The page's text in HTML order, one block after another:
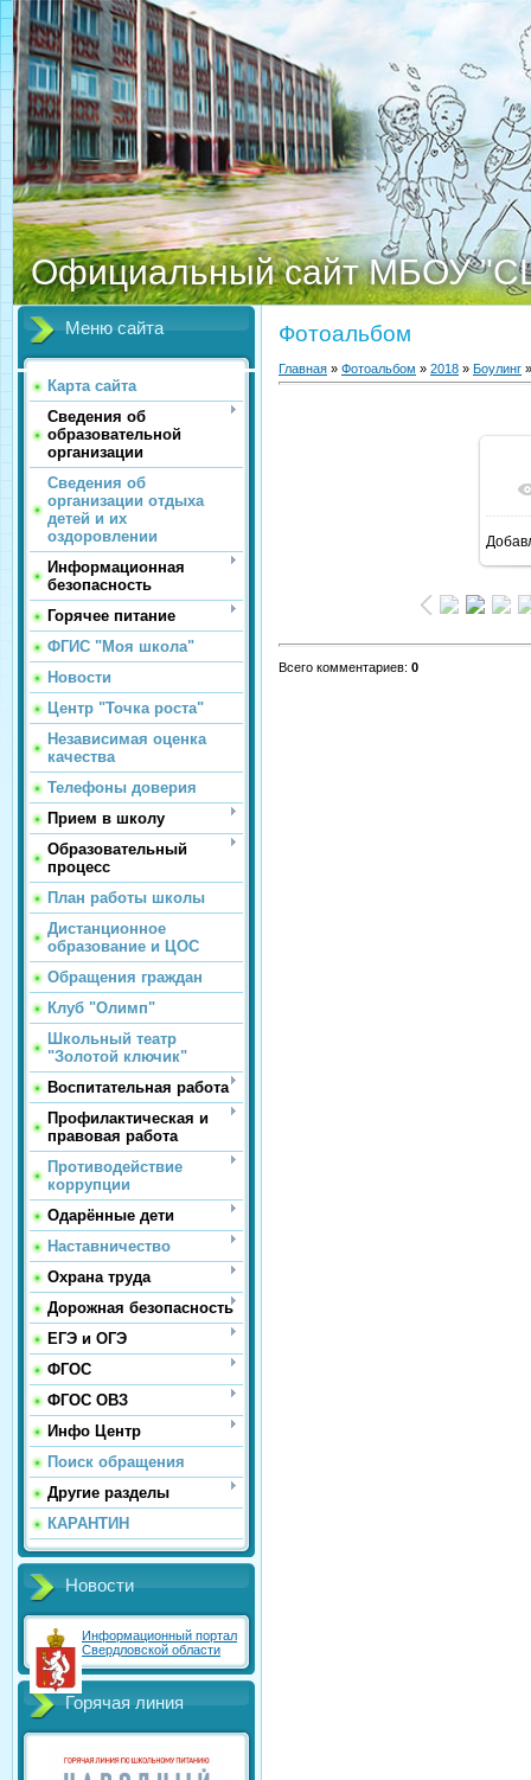
Официальный сайт МБОУ
Меню сайта
Карта сайта
Сведения об
образовательной
организации
Сведения об
организации отдыха
детей и их
оздоровлении
Информационная
безопасность
Горячее питание
ФГИС "Моя школа"
Новости
Центр "Точка роста"
Независимая оценка
качества
Телефоны доверия
Прием в школу
Образовательный
процесс
План работы школы
Дистанционное
образование и ЦОС
Обращения граждан
Клуб "Олимп"
Школьный театр
"Золотой ключик"
Воспитательная работа
Профилактическая и
правовая работа
Противодействие
коррупции
Одарённые дети
Наставничество
Охрана труда
Дорожная безопасность
ЕГЭ и ОГЭ
ФГОС
ФГОС ОВЗ
Инфо Центр
Поиск обращения
Другие разделы
КАРАНТИН
Новости
Информационный портал
Свердловской области
Горячая линия
Фотоальбом
Главная » Фотоальбом » 2018 » Боулинг
Всего комментариев: 0